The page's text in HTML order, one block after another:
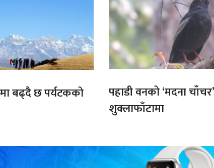
बढ्दै छ पर्यटकको
पहाडी वनको ‘मदना चाँचर’
शुक्लाफाँटामा